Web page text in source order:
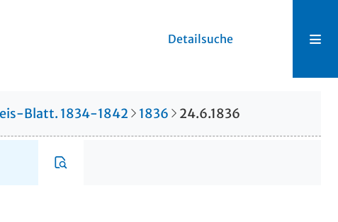
Detailsuche
Blatt. 1834-1842 1836 24.6.1836